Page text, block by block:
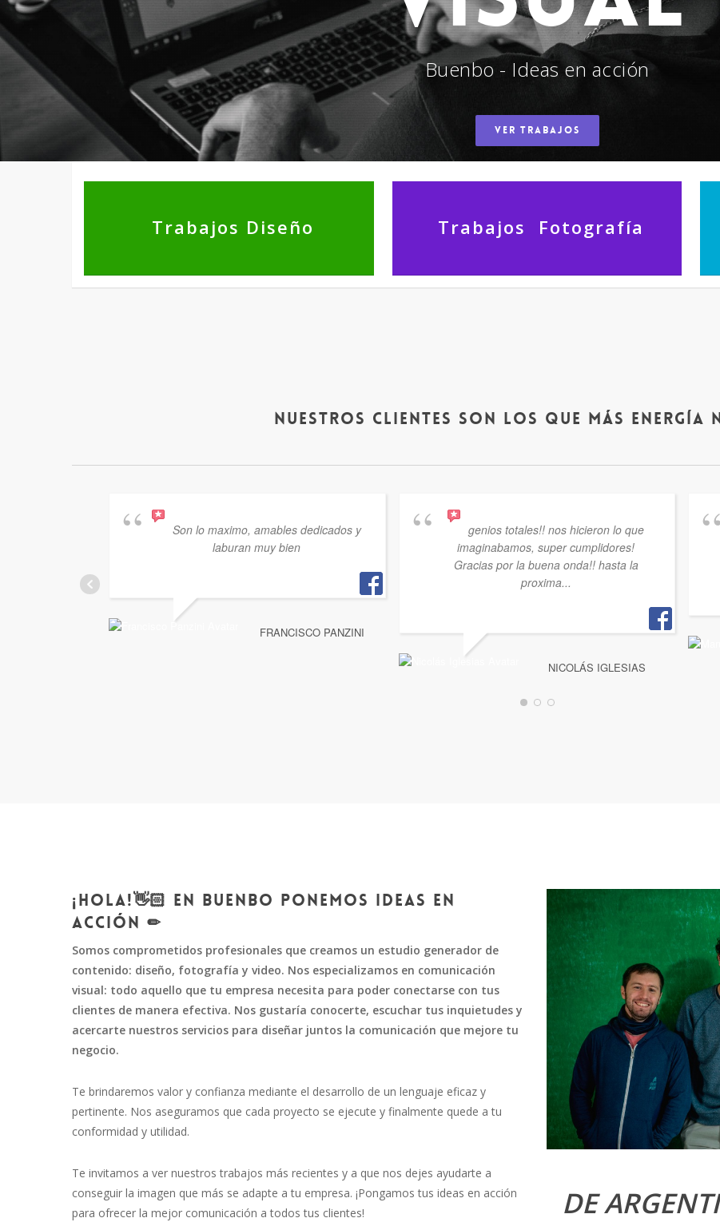
Buenbo - Ideas en acción
VER TRABAJOS
Trabajos Diseño Trabajos Fotografía
Nuestros clientes son los que más energía
Son lo maximo, amables dedicados y
laburan muy bien
FRANCISCO PANZINI
genios totales!! nos hicieron lo que
imaginabamos, super cumplidores!
Gracias por la buena onda!! hasta la
proxima...
NICOLÁS IGLESIAS
¡Hola!👋🏻 En Buenbo ponemos IDEAS EN
ACCIÓN ✏
Somos comprometidos profesionales que creamos un estudio generador de
contenido: diseño, fotografía y video. Nos especializamos en comunicación
visual: todo aquello que tu empresa necesita para poder conectarse con tus
clientes de manera efectiva. Nos gustaría conocerte, escuchar tus inquietudes y
acercarte nuestros servicios para diseñar juntos la comunicación que mejore tu
negocio.
Te brindaremos valor y confianza mediante el desarrollo de un lenguaje eficaz y
pertinente. Nos aseguramos que cada proyecto se ejecute y finalmente quede a tu
conformidad y utilidad.
Te invitamos a ver nuestros trabajos más recientes y a que nos dejes ayudarte a
conseguir la imagen que más se adapte a tu empresa. ¡Pongamos tus ideas en acción
para ofrecer la mejor comunicación a todos tus clientes!
DE